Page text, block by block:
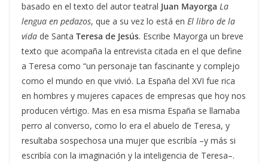
basado en el texto del autor teatral Juan Mayorga La
lengua en pedazos, que a su vez lo está en El libro de la
vida de Santa Teresa de Jesús. Escribe Mayorga un breve
texto que acompaña la entrevista citada en el que define
a Teresa como “un personaje tan fascinante y complejo
como el mundo en que vivió. La España del XVI fue rica
en hombres y mujeres capaces de empresas que hoy nos
producen vértigo. Mas en esa misma España se llamaba
perro al converso, como lo era el abuelo de Teresa, y
resultaba sospechosa una mujer que escribía –y más si
escribía con la imaginación y la inteligencia de Teresa–.